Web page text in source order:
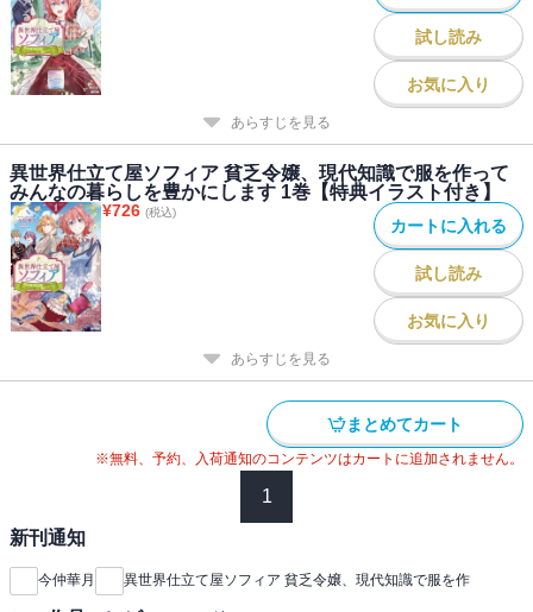
試し読み
お気に入り
あらすじを見る
異世界仕立て屋ソフィア 貧乏令嬢、現代知識で服を作って
みんなの暮らしを豊かにします 1巻【特典イラスト付き】
¥726 (税込)
カートに入れる
試し読み
お気に入り
あらすじを見る
まとめてカート
※無料、予約、入荷通知のコンテンツはカートに追加されません。
1
新刊通知
今仲華月 異世界仕立て屋ソフィア 貧乏令嬢、現代知識で服を作